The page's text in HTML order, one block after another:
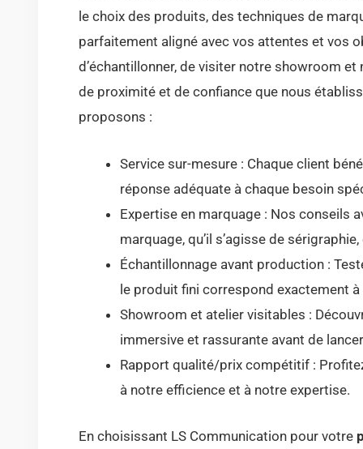
le choix des produits, des techniques de
parfaitement aligné avec vos attentes et vos
d’échantillonner, de visiter notre showroom
de proximité et de confiance que nous
proposons :
Service sur-mesure : Chaque client
réponse adéquate à chaque besoin
Expertise en marquage : Nos conseils
marquage, qu’il s’agisse de
Échantillonnage avant production :
le produit fini correspond exactement
Showroom et atelier visitables :
immersive et rassurante avant de
Rapport qualité/prix compétitif :
à notre efficience et à notre expertise.
En choisissant LS Communication pour votre